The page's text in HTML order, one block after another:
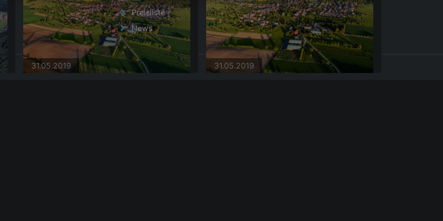
28.06.2025 31.05.2019
31.05.2019 31.05.2019
Preisliste
News
AGB